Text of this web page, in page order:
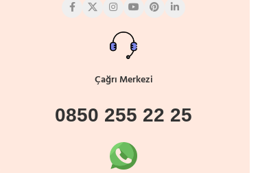
Çağrı Merkezi
0850 255 22 25